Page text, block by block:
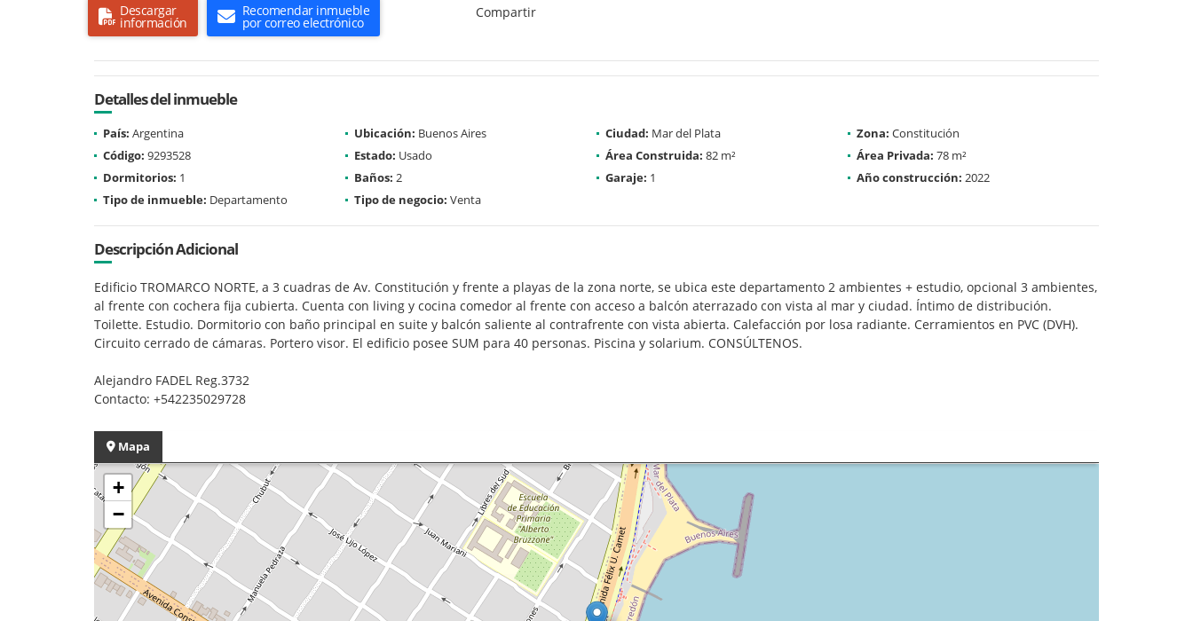
Descargar
información
Recomendar inmueble
por correo electrónico
Compartir
Detalles del inmueble
País: Argentina Ubicación: Buenos Aires Ciudad: Mar del Plata Zona: Constitución
Código: 9293528 Estado: Usado Área Construida: 82 m² Área Privada: 78 m²
Dormitorios: 1 Baños: 2 Garaje: 1 Año construcción: 2022
Tipo de inmueble: Departamento Tipo de negocio: Venta
Descripción Adicional
Edificio TROMARCO NORTE, a 3 cuadras de Av. Constitución y frente a playas de la zona norte, se ubica este departamento 2 ambientes + estudio, opcional 3 ambientes,
al frente con cochera fija cubierta. Cuenta con living y cocina comedor al frente con acceso a balcón aterrazado con vista al mar y ciudad. Íntimo de distribución.
Toilette. Estudio. Dormitorio con baño principal en suite y balcón saliente al contrafrente con vista abierta. Calefacción por losa radiante. Cerramientos en PVC (DVH).
Circuito cerrado de cámaras. Portero visor. El edificio posee SUM para 40 personas. Piscina y solarium. CONSÚLTENOS.
Alejandro FADEL Reg.3732
Contacto: +542235029728
Mapa
+
−